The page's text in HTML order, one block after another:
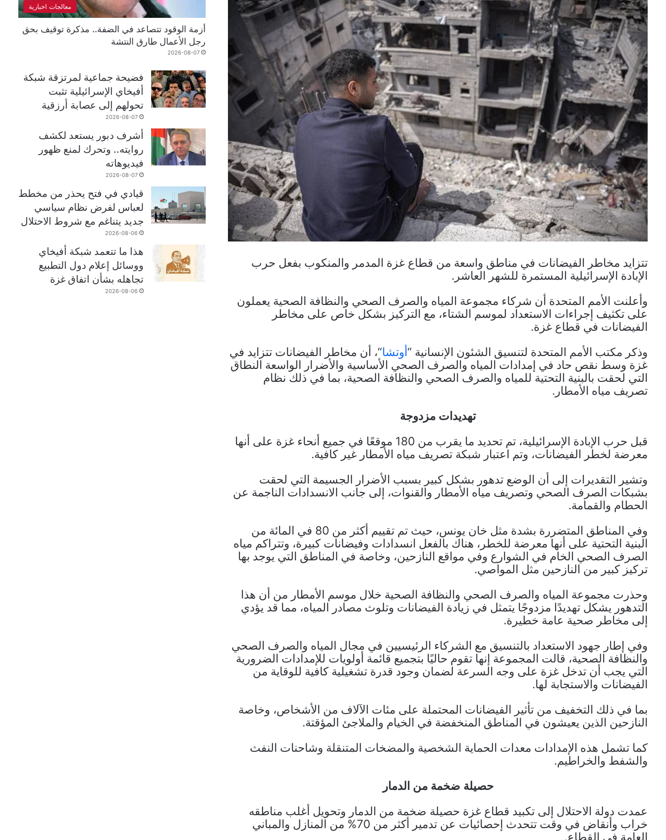
تتزايد مخاطر الفيضانات في مناطق واسعة من قطاع غزة المدمر والمنكوب بفعل حرب
الإبادة الإسرائيلية المستمرة للشهر العاشر.
وأعلنت الأمم المتحدة أن شركاء مجموعة المياه والصرف الصحي والنظافة الصحية يعملون
على تكثيف إجراءات الاستعداد لموسم الشتاء، مع التركيز بشكل خاص على مخاطر
الفيضانات في قطاع غزة.
وذكر مكتب الأمم المتحدة لتنسيق الشئون الإنسانية “أوتشا“، أن مخاطر الفيضانات تتزايد في
غزة وسط نقص حاد في إمدادات المياه والصرف الصحي الأساسية والأضرار الواسعة النطاق
التي لحقت بالبنية التحتية للمياه والصرف الصحي والنظافة الصحية، بما في ذلك نظام
تصريف مياه الأمطار.
تهديدات مزدوجة
قبل حرب الإبادة الإسرائيلية، تم تحديد ما يقرب من 180 موقعًا في جميع أنحاء غزة على أنها
معرضة لخطر الفيضانات، وتم اعتبار شبكة تصريف مياه الأمطار غير كافية.
وتشير التقديرات إلى أن الوضع تدهور بشكل كبير بسبب الأضرار الجسيمة التي لحقت
بشبكات الصرف الصحي وتصريف مياه الأمطار والقنوات، إلى جانب الانسدادات الناجمة عن
الحطام والقمامة.
وفي المناطق المتضررة بشدة مثل خان يونس، حيث تم تقييم أكثر من 80 في المائة من
البنية التحتية على أنها معرضة للخطر، هناك بالفعل انسدادات وفيضانات كبيرة، وتتراكم مياه
الصرف الصحي الخام في الشوارع وفي مواقع النازحين، وخاصة في المناطق التي يوجد بها
تركيز كبير من النازحين مثل المواصي.
وحذرت مجموعة المياه والصرف الصحي والنظافة الصحية خلال موسم الأمطار من أن هذا
التدهور يشكل تهديدًا مزدوجًا يتمثل في زيادة الفيضانات وتلوث مصادر المياه، مما قد يؤدي
إلى مخاطر صحية عامة خطيرة.
وفي إطار جهود الاستعداد بالتنسيق مع الشركاء الرئيسيين في مجال المياه والصرف الصحي
والنظافة الصحية، قالت المجموعة إنها تقوم حاليًا بتجميع قائمة أولويات للإمدادات الضرورية
التي يجب أن تدخل غزة على وجه السرعة لضمان وجود قدرة تشغيلية كافية للوقاية من
الفيضانات والاستجابة لها.
بما في ذلك التخفيف من تأثير الفيضانات المحتملة على مئات الآلاف من الأشخاص، وخاصة
النازحين الذين يعيشون في المناطق المنخفضة في الخيام والملاجئ المؤقتة.
كما تشمل هذه الإمدادات معدات الحماية الشخصية والمضخات المتنقلة وشاحنات النفث
والشفط والخراطيم.
حصيلة ضخمة من الدمار
عمدت دولة الاحتلال إلى تكبيد قطاع غزة حصيلة ضخمة من الدمار وتحويل أغلب مناطقه
خراب وأنقاض في وقت تتحدث إحصائيات عن تدمير أكثر من 70% من المنازل والمباني
العامة في القطاع.
معالجات اخبارية
أزمة الوقود تتصاعد في الضفة.. مذكرة توقيف بحق
رجل الأعمال طارق النتشة
2026-08-07
فضيحة جماعية لمرتزقة شبكة
أفيخاي الإسرائيلية تثبت
تحولهم إلى عصابة أرزقية
2026-08-07
أشرف دبور يستعد لكشف
روايته.. وتحرك لمنع ظهور
فيديوهاته
2026-08-07
قيادي في فتح يحذر من مخطط
لعباس لفرض نظام سياسي
جديد يتناغم مع شروط الاحتلال
2026-08-06
هذا ما تتعمد شبكة أفيخاي
ووسائل إعلام دول التطبيع
تجاهله بشأن اتفاق غزة
2026-08-06